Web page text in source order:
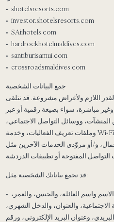
• shotelsresorts.com
• investor.shotelsresorts.com
• SAiihotels.com
• hardrockhotelmaldives.com
• santiburisamui.com
• crossroadsmaldives.com
جمع البيانات الشخصية
اللازم ولأغراض مشروعة. قد نتلقى
مباشرة، سواء بصيغة رقمية أو عبر
ووسائل التواصل الاجتماعي،
وملفات تعريف الفعاليات، وخدمة Wi‑Fi الخاصة بالمنشآت، والاستفسارات،
و/أو مزوّدي الخدمات الآخرين مثل
قد نجمع بياناتك الشخصية مثل:
• البيانات الشخصية واهتماماتك، مثل الاسم واسم العائلة، والجنس، والعمر،
الاجتماعية، والعنوان، والدخل الشهري،
وعنوان البريد الإلكتروني، ورقم